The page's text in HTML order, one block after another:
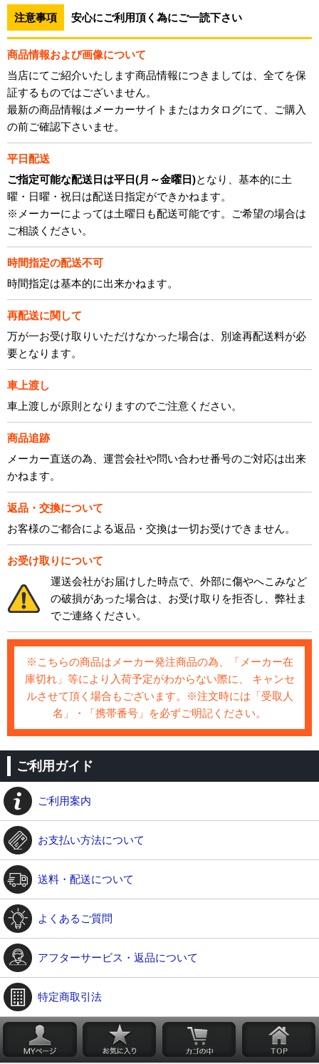
注意事項 安心にご利用頂く為にご一読下さい
商品情報および画像について
当店にてご紹介いたします商品情報につきましては、全てを保
証するものではございません。
最新の商品情報はメーカーサイトまたはカタログにて、ご購入
の前ご確認下さいませ。
平日配送
ご指定可能な配送日は平日(月～金曜日)となり、基本的に土
曜・日曜・祝日は配送日指定ができかねます。
※メーカーによっては土曜日も配送可能です。ご希望の場合は
ご相談ください。
時間指定の配送不可
時間指定は基本的に出来かねます。
再配送に関して
万が一お受け取りいただけなかった場合は、別途再配送料が必
要となります。
車上渡し
車上渡しが原則となりますのでご注意ください。
商品追跡
メーカー直送の為、運営会社や問い合わせ番号のご対応は出来
かねます。
返品・交換について
お客様のご都合による返品・交換は一切お受けできません。
お受け取りについて
運送会社がお届けした時点で、外部に傷やへこみなど
の破損があった場合は、お受け取りを拒否し、弊社ま
でご連絡ください。
※こちらの商品はメーカー発注商品の為、「メーカー在
庫切れ」等により入荷予定がわからない際に、 キャンセ
ルさせて頂く場合もございます。※注文時には「受取人
名」・「携帯番号」を必ずご明記ください。
ご利用ガイド
ご利用案内
お支払い方法について
送料・配送について
よくあるご質問
アフターサービス・返品について
特定商取引法